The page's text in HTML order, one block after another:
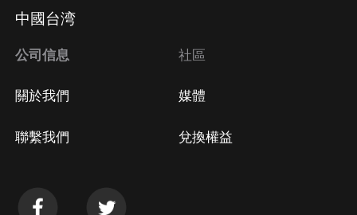
中國台湾
公司信息
關於我們
聯繫我們
社區
媒體
兌換權益